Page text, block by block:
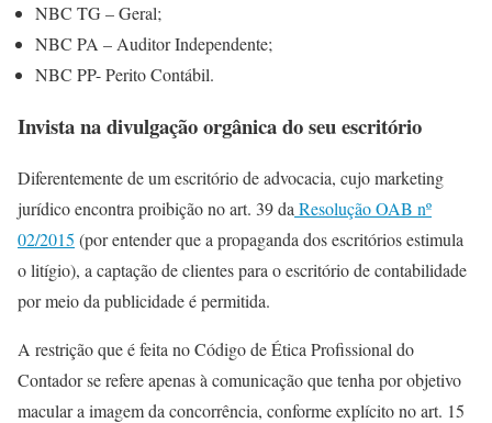
NBC TG – Geral;
NBC PA – Auditor Independente;
NBC PP- Perito Contábil.
Invista na divulgação orgânica do seu escritório
Diferentemente de um escritório de advocacia, cujo marketing
jurídico encontra proibição no art. 39 da Resolução OAB nº
02/2015 (por entender que a propaganda dos escritórios estimula
o litígio), a captação de clientes para o escritório de contabilidade
por meio da publicidade é permitida.
A restrição que é feita no Código de Ética Profissional do
Contador se refere apenas à comunicação que tenha por objetivo
macular a imagem da concorrência, conforme explícito no art. 15